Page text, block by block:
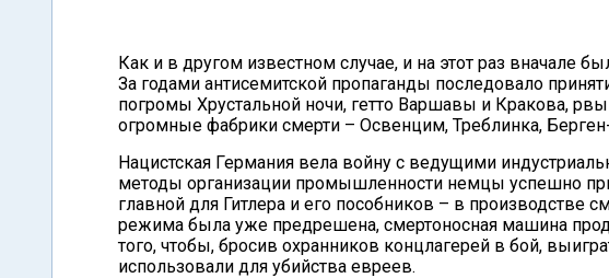
Как и в другом известном случае, и на этот раз вначале
За годами антисемитской пропаганды последовало
погромы Хрустальной ночи, гетто Варшавы и Кракова,
огромные фабрики смерти – Освенцим, Треблинка,
Нацистская Германия вела войну с ведущими
методы организации промышленности немцы успешно
главной для Гитлера и его пособников – в производстве
режима была уже предрешена, смертоносная машина
того, чтобы, бросив охранников концлагерей в бой,
использовали для убийства евреев.